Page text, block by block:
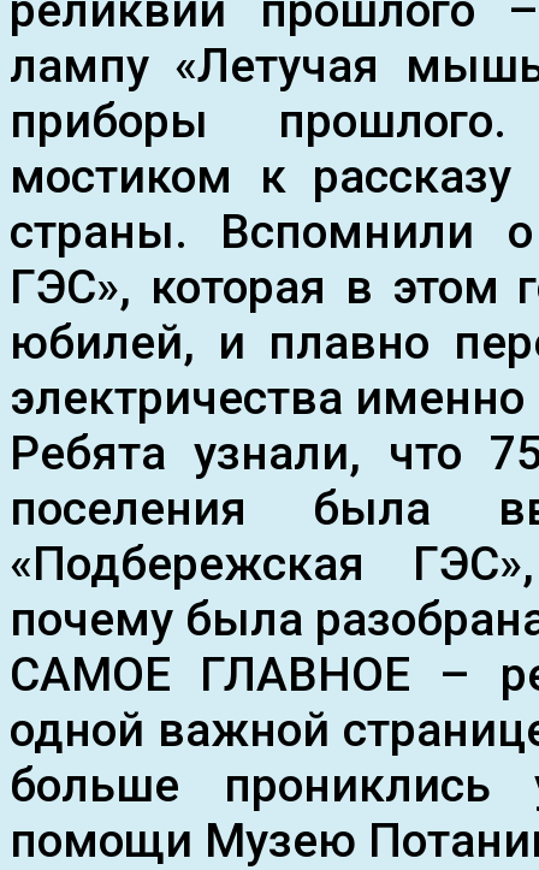
лампу «Летучая
приборы
мостиком к
страны. Вспомнили о
ГЭС», которая в этом
юбилей, и плавно
электричества
Ребята узнали, что
поселения была
«Подбережская
почему была
САМОЕ ГЛАВНОЕ –
одной важной
больше прониклись
помощи Музею